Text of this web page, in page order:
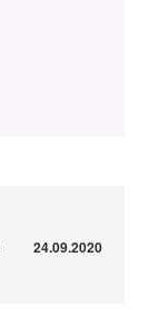
24.09.2020